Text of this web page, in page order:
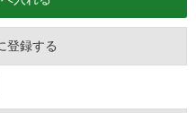
登録する